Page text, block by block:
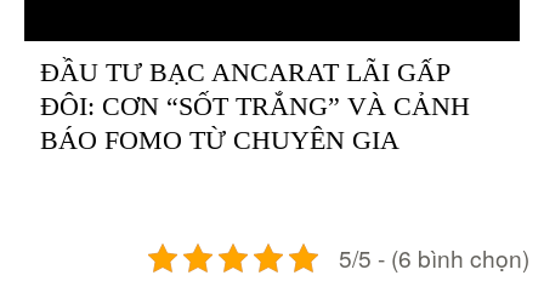
ĐẦU TƯ BẠC ANCARAT LÃI GẤP
ĐÔI: CƠN “SỐT TRẮNG” VÀ CẢNH
BÁO FOMO TỪ CHUYÊN GIA
5/5 - (6 bình chọn)